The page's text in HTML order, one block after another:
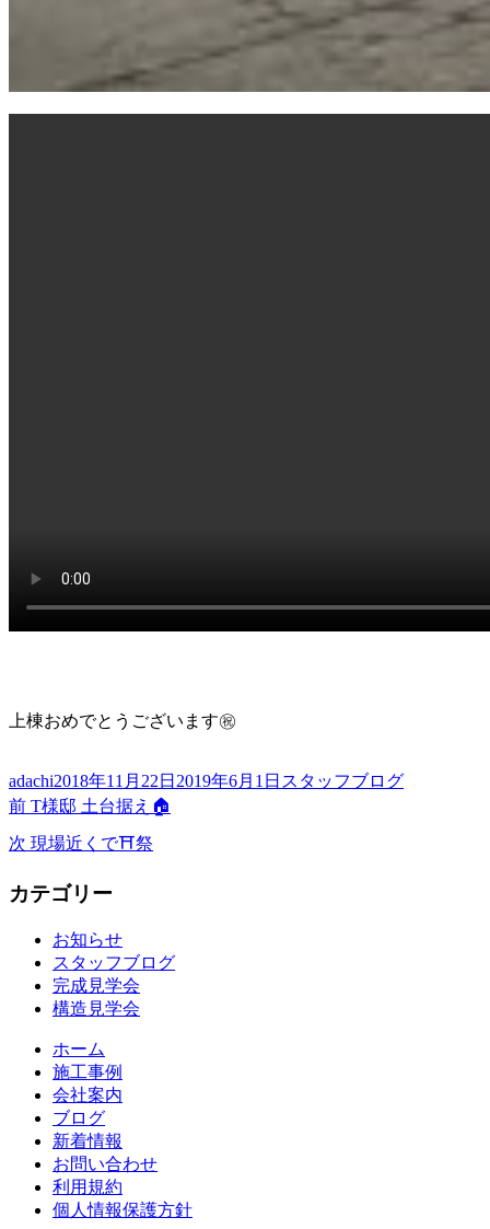
上棟おめでとうございます㊗️
投
稿
adachi投
稿
2018年11月22日 2019年6月1日 カ
スタッフブログ
投
稿
ナ
前 前
投
T様邸 土台据え🏠
次
次
の
稿:
現場近くで⛩祭
カテゴリー
お知らせ
スタッフブログ
完成見学会
構造見学会
ホーム
施工事例
会社案内
ブログ
新着情報
お問い合わせ
利用規約
個人情報保護方針